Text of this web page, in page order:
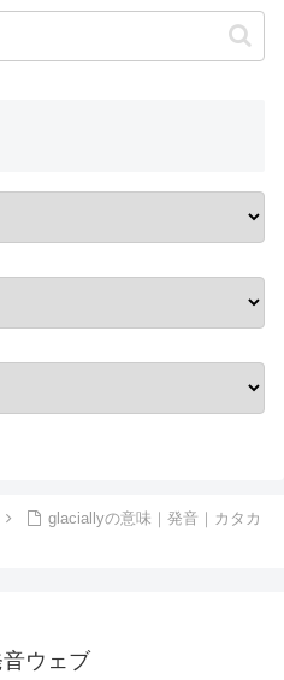
glaciallyの意味｜発音｜カタカ
ウェブ